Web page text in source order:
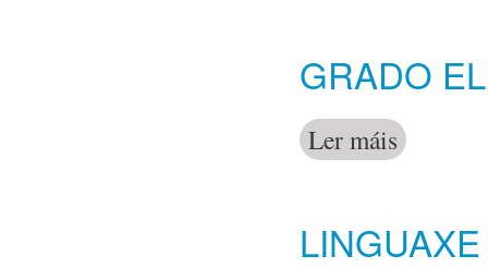
GRADO
Ler máis acerca de